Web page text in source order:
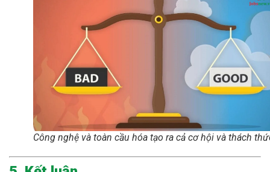
Công nghệ và toàn cầu hóa tạo ra cả cơ hội và thách